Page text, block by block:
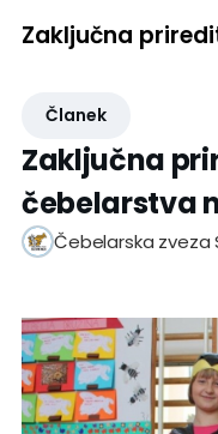
Članek
Zaključna
čebelarstva
Čebelarska zveza